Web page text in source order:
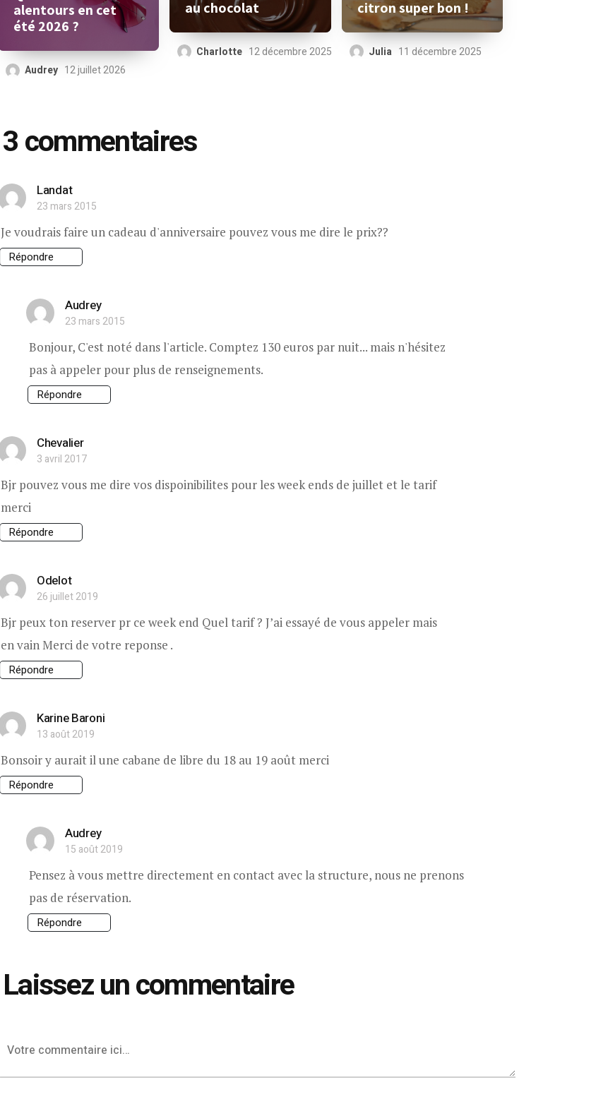
alentours en cet
été 2026 ?
Audrey 12 juillet 2026
au chocolat
Charlotte 12 décembre 2025
citron super bon !
Julia 11 décembre 2025
3 commentaires
Landat
23 mars 2015
Je voudrais faire un cadeau d'anniversaire pouvez vous me dire le prix??
Répondre
Audrey
23 mars 2015
Bonjour, C'est noté dans l'article. Comptez 130 euros par nuit... mais n'hésitez
pas à appeler pour plus de renseignements.
Répondre
Chevalier
3 avril 2017
Bjr pouvez vous me dire vos dispoinibilites pour les week ends de juillet et le tarif
merci
Répondre
Odelot
26 juillet 2019
Bjr peux ton reserver pr ce week end Quel tarif ? J’ai essayé de vous appeler mais
en vain Merci de votre reponse .
Répondre
Karine Baroni
13 août 2019
Bonsoir y aurait il une cabane de libre du 18 au 19 août merci
Répondre
Audrey
15 août 2019
Pensez à vous mettre directement en contact avec la structure, nous ne prenons
pas de réservation.
Répondre
Laissez un commentaire